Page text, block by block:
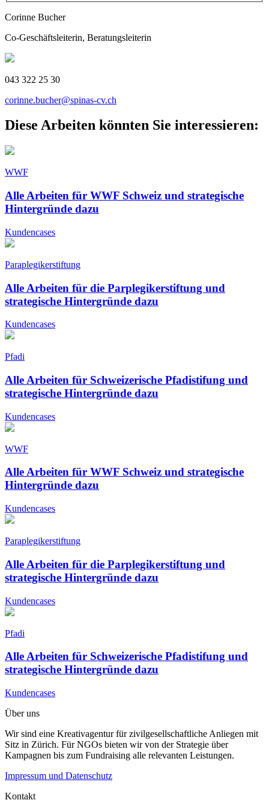
Corinne Bucher
Co-Geschäftsleiterin, Beratungsleiterin
043 322 25 30
corinne.bucher@spinas-cv.ch
Diese Arbeiten könnten Sie interessieren:
WWF
Alle Arbeiten für WWF Schweiz und strategische
Hintergründe dazu
Kundencases
Paraplegikerstiftung
Alle Arbeiten für die Parplegikerstiftung und
strategische Hintergründe dazu
Kundencases
Pfadi
Alle Arbeiten für Schweizerische Pfadistifung und
strategische Hintergründe dazu
Kundencases
WWF
Alle Arbeiten für WWF Schweiz und strategische
Hintergründe dazu
Kundencases
Paraplegikerstiftung
Alle Arbeiten für die Parplegikerstiftung und
strategische Hintergründe dazu
Kundencases
Pfadi
Alle Arbeiten für Schweizerische Pfadistifung und
strategische Hintergründe dazu
Kundencases
Über uns
Wir sind eine Kreativagentur für zivilgesellschaftliche Anliegen mit
Sitz in Zürich. Für NGOs bieten wir von der Strategie über
Kampagnen bis zum Fundraising alle relevanten Leistungen.
Impressum und Datenschutz
Kontakt